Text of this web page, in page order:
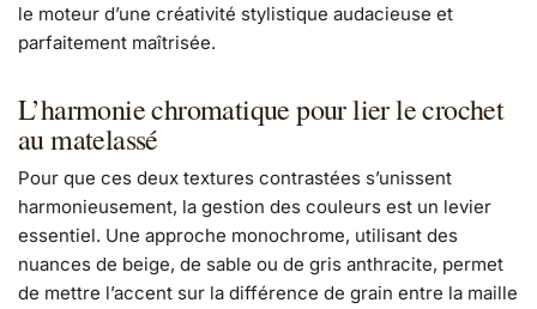
le moteur d’une créativité stylistique audacieuse et
parfaitement maîtrisée.
L’harmonie chromatique pour lier le crochet
au matelassé
Pour que ces deux textures contrastées s’unissent
harmonieusement, la gestion des couleurs est un levier
essentiel. Une approche monochrome, utilisant des
nuances de beige, de sable ou de gris anthracite, permet
de mettre l’accent sur la différence de grain entre la maille